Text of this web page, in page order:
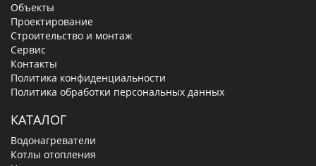
Объекты
Проектирование
Строительство и монтаж
Сервис
Контакты
Политика конфиденциальности
Политика обработки персональных данных
КАТАЛОГ
Водонагреватели
Котлы отопления